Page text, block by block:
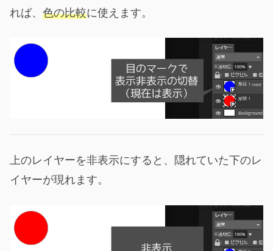
れば、 色の比較に使えます。
上のレイヤーを非表示にすると、隠れていた下のレ
イヤーが現れます。